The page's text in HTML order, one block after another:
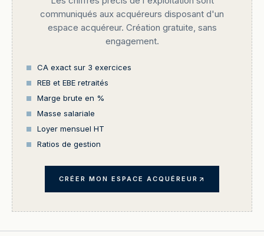
communiqués aux acquéreurs disposant d'un
espace acquéreur. Création gratuite, sans
engagement.
CA exact sur 3 exercices
REB et EBE retraités
Marge brute en %
Masse salariale
Loyer mensuel HT
Ratios de gestion
CRÉER MON ESPACE ACQUÉREUR